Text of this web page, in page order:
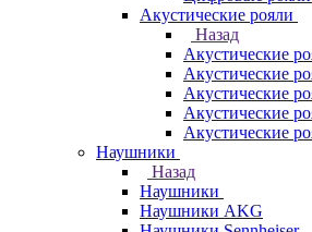
Акустические рояли
Назад
Акустические
Акустические
Акустические
Акустические
Акустические
Наушники
Назад
Наушники
Наушники AKG